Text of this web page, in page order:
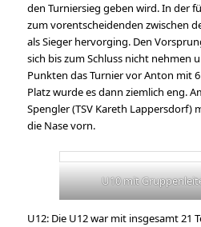
den Turniersieg geben wird. In der
zum vorentscheidenden zwischen
als Sieger hervorging. Den
sich bis zum Schluss nicht nehmen
Punkten das Turnier vor Anton mit
Platz wurde es dann ziemlich eng.
Spengler (TSV Kareth Lappersdorf)
die Nase vorn.
U10 mit
U12: Die U12 war mit insgesamt 21